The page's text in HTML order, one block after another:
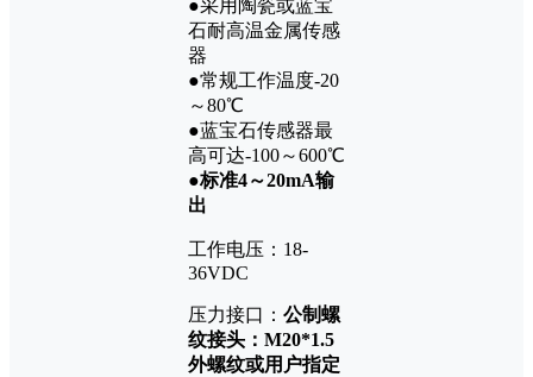
●采用陶瓷或蓝宝
石耐高温金属传感
器
●常规工作温度-20
～80℃
●蓝宝石传感器最
高可达-100～600℃
●标准4～20mA输
出
工作电压：18-
36VDC
压力接口： 公制螺
纹接头： M20*1.5
外螺纹或用户指定